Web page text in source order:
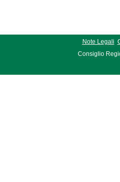
Note Legali
Consiglio